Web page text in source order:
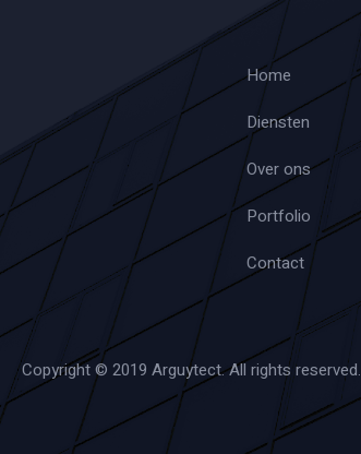
Home
Diensten
Over ons
Portfolio
Contact
Copyright © 2019 Arguytect. All rights reserved.